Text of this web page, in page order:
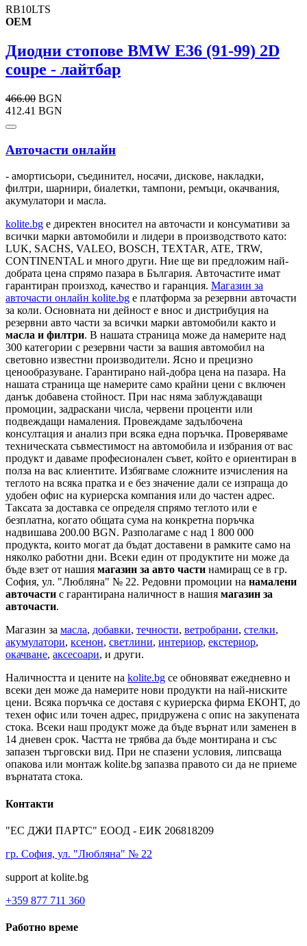
RB10LTS
OEM
Диодни стопове BMW E36 (91-99) 2D
coupe - лайтбар
466.00 BGN
412.41 BGN
Авточасти онлайн
- амортисьори, съединител, носачи, дискове, накладки,
филтри, шарнири, биалетки, тампони, ремъци, окачвания,
акумулатори и масла.
kolite.bg e директен вносител на авточасти и консумативи за
всички марки автомобили и лидери в производството като:
LUK, SACHS, VALEO, BOSCH, TEXTAR, ATE, TRW,
CONTINENTAL и много други. Ние ще ви предложим най-
добрата цена спрямо пазара в България. Авточастите имат
гарантиран произход, качество и гаранция. Магазин за
авточасти онлайн kolite.bg е платформа за резервни авточасти
за коли. Основната ни дейност е внос и дистрибуция на
резервни авто части за всички марки автомобили както и
масла и филтри. В нашата страница може да намерите над
300 категории с резервни части за вашия автомобил на
световно известни производители. Ясно и прецизно
ценообразуване. Гарантирано най-добра цена на пазара. На
нашата страница ще намерите само крайни цени с включен
данък добавена стойност. При нас няма заблуждаващи
промоции, задраскани числа, червени проценти или
подвеждащи намаления. Провеждаме задълбочена
консултация и анализ при всяка една поръчка. Проверяваме
техническата съвместимост на автомобила и избрания от вас
продукт и даваме професионален съвет, който е ориентиран в
полза на вас клиентите. Избягваме сложните изчисления на
теглото на всяка пратка и е без значение дали се изпраща до
удобен офис на куриерска компания или до частен адрес.
Таксата за доставка се определя спрямо теглото или е
безплатна, когато общата сума на конкретна поръчка
надвишава 200.00 BGN. Разполагаме с над 1 800 000
продукта, които могат да бъдат доставени в рамките само на
няколко работни дни. Всеки един от продуктите ни може да
бъде взет от нашия магазин за авто части намиращ се в гр.
София, ул. "Любляна" № 22. Редовни промоции на намалени
авточасти с гарантирана наличност в нашия магазин за
авточасти.
Магазин за масла, добавки, течности, ветробрани, стелки,
акумулатори, ксенон, светлини, интериор, екстериор,
окачване, аксесоари, и други.
Наличността и цените на kolite.bg се обновяват ежедневно и
всеки ден може да намерите нови продукти на най-ниските
цени. Всяка поръчка се доставя с куриерска фирма ЕКОНТ, до
техен офис или точен адрес, придружена с опис на закупената
стока. Всеки наш продукт може да бъде върнат или заменен в
14 дневен срок. Частта не трябва да бъде монтирана и със
запазен търговски вид. При не спазени условия, липсваща
опакова или монтаж kolite.bg запазва правото си да не приеме
върнатата стока.
Контакти
"ЕС ДЖИ ПАРТС" ЕООД - ЕИК 206818209
гр. София, ул. "Любляна" № 22
support at kolite.bg
+359 877 711 360
Работно време